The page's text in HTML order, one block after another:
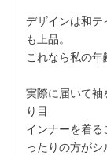
デザインは和
も上品。
これなら私の年
実際に届いて
り目
インナーを着
ったりの方がシ